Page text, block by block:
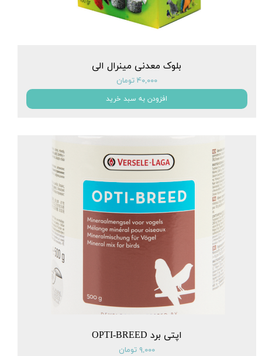
بلوک معدنی مینرال الی
۴۰,۰۰۰ تومان
افزودن به سبد خرید
اپتی برد OPTI-BREED
۹,۰۰۰ تومان